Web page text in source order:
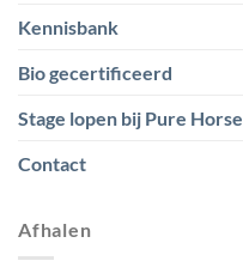
Kennisbank
Bio gecertificeerd
Stage lopen bij Pure Horse
Contact
Afhalen